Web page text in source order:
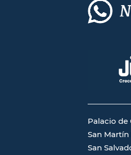
Palacio de
San Martín
San